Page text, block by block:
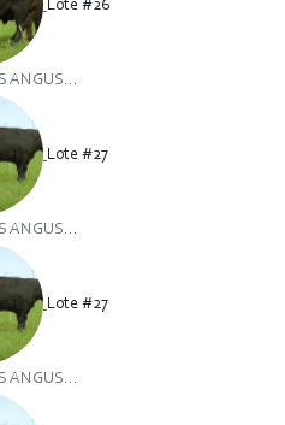
Lote #26
ANGUS...
Lote #27
ANGUS...
Lote #27
ANGUS...